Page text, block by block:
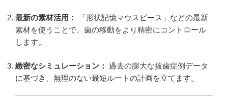
最新の素材活用：
「形状記憶マウスピース」などの最新
素材を使うことで、歯の移動をより精密にコントロール
します。
緻密なシミュレーション： 過去の膨大な抜歯症例データ
に基づき、無理のない最短ルートの計画を立てます。